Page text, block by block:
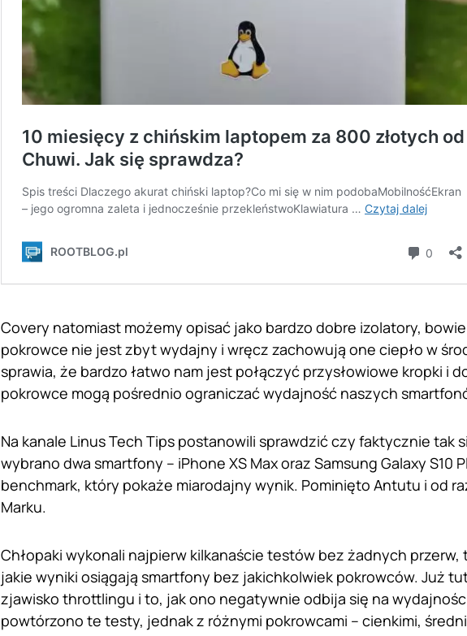
Covery natomiast możemy opisać jako bardzo dobre izolatory,
pokrowce nie jest zbyt wydajny i wręcz zachowują one ciepło w
sprawia, że bardzo łatwo nam jest połączyć przysłowiowe kropki i
pokrowce mogą pośrednio ograniczać wydajność naszych
Na kanale Linus Tech Tips postanowili sprawdzić czy faktycznie tak
wybrano dwa smartfony – iPhone XS Max oraz Samsung Galaxy S10
benchmark, który pokaże miarodajny wynik. Pominięto Antutu i od
Marku.
Chłopaki wykonali najpierw kilkanaście testów bez żadnych przerw,
jakie wyniki osiągają smartfony bez jakichkolwiek pokrowców. Już
zjawisko throttlingu i to, jak ono negatywnie odbija się na
powtórzono te testy, jednak z różnymi pokrowcami – cienkimi,